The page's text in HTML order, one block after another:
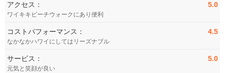
アクセス： 5.0
ワイキキビーチウォークにあり便利
コストパフォーマンス： 4.5
なかなかハワイにしてはリーズナブル
サービス： 5.0
元気と笑顔が良い